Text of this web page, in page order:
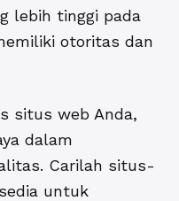
lebih tinggi pada
otoritas dan
situs web Anda,
dalam
Carilah situs-
untuk